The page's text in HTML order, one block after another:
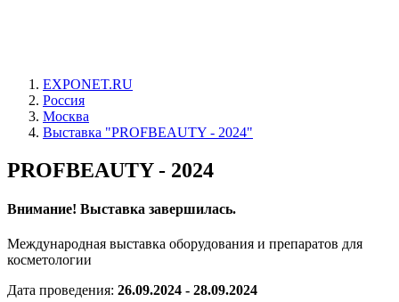
EXPONET.RU
Россия
Москва
Выставка "PROFBEAUTY - 2024"
PROFBEAUTY - 2024
Внимание! Выставка завершилась.
Международная выставка оборудования и препаратов для
косметологии
Дата проведения: 26.09.2024 - 28.09.2024